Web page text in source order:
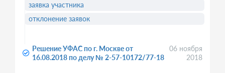
Решение УФАС по г. Москве от
16.08.2018 по делу № 2-57-10172/77-18
06 ноября
2018
заявка участника
отклонение заявок